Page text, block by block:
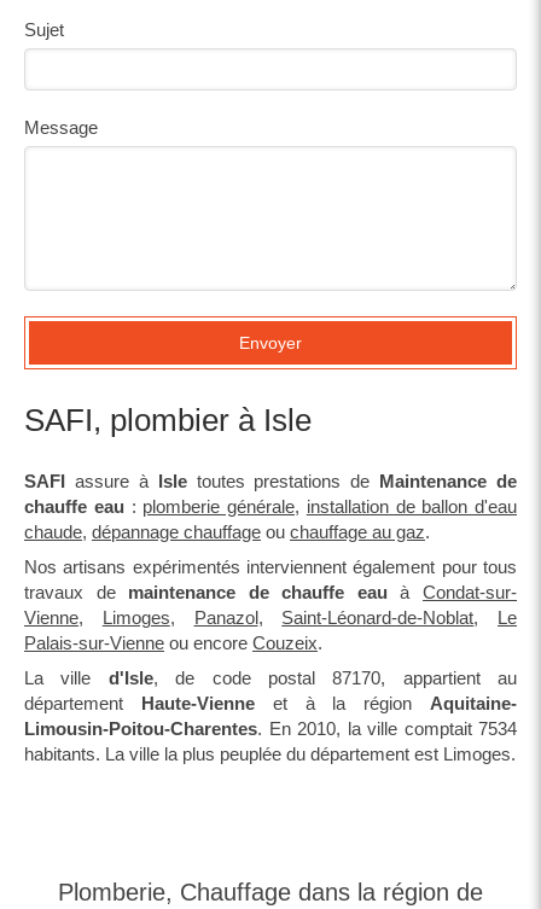
Sujet
Message
Envoyer
SAFI, plombier à Isle
SAFI assure à Isletoutes prestations de Maintenance de
chauffe eau : plomberie générale, installation de ballon d'eau
chaude, dépannage chauffage ou chauffage au gaz.
Nos artisans expérimentés interviennent également pour tous
travaux de maintenance de chauffe eau àCondat-sur-
Vienne, Limoges, Panazol, Saint-Léonard-de-Noblat, Le
Palais-sur-Vienne ou encore Couzeix.
La ville d'Isle, de code postal 87170, appartient au
département Haute-Vienneet à la région Aquitaine-
Limousin-Poitou-Charentes. En 2010, la ville comptait 7534
habitants. La ville la plus peuplée du département est Limoges.
Plomberie, Chauffage dans la région de